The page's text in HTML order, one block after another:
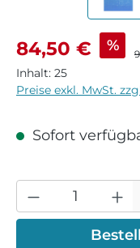
Verkaufspreis:
84,50 € %
Inhalt: 25
Preise exkl. MwSt.
Sofort